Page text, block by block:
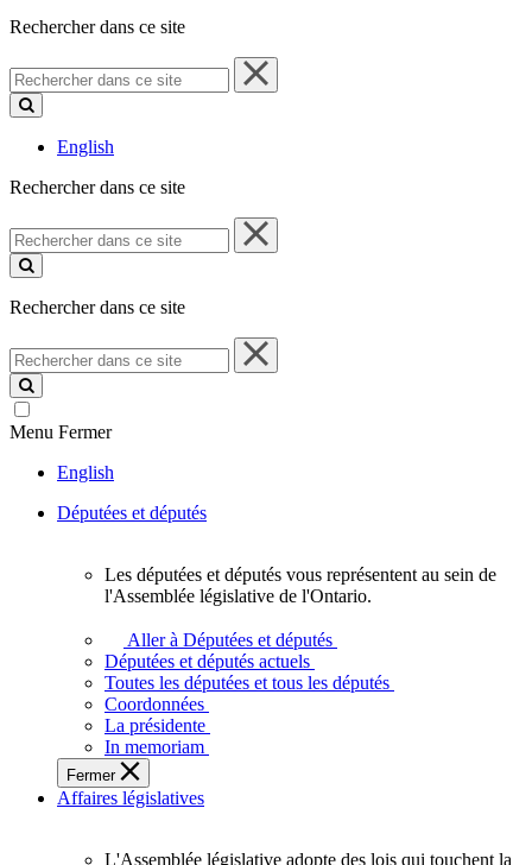
Rechercher dans ce site
Rechercher
dans
ce
English
Rechercher dans ce site
Rechercher
dans
ce
Rechercher dans ce site
Rechercher
dans
ce
site
Menu Fermer
English
Députées et députés
députés
vous
représentent
sein
de
l'Assemblée
législative
l'Ontario.
Les députées et députés vous représentent au sein de
l'Assemblée législative de l'Ontario.
Aller à Députées et députés
Députées et députés actuels
Toutes les députées et tous les députés
Coordonnées
La présidente
In memoriam
Fermer
Affaires législatives
L'Assemblée législative adopte des lois qui touchent la